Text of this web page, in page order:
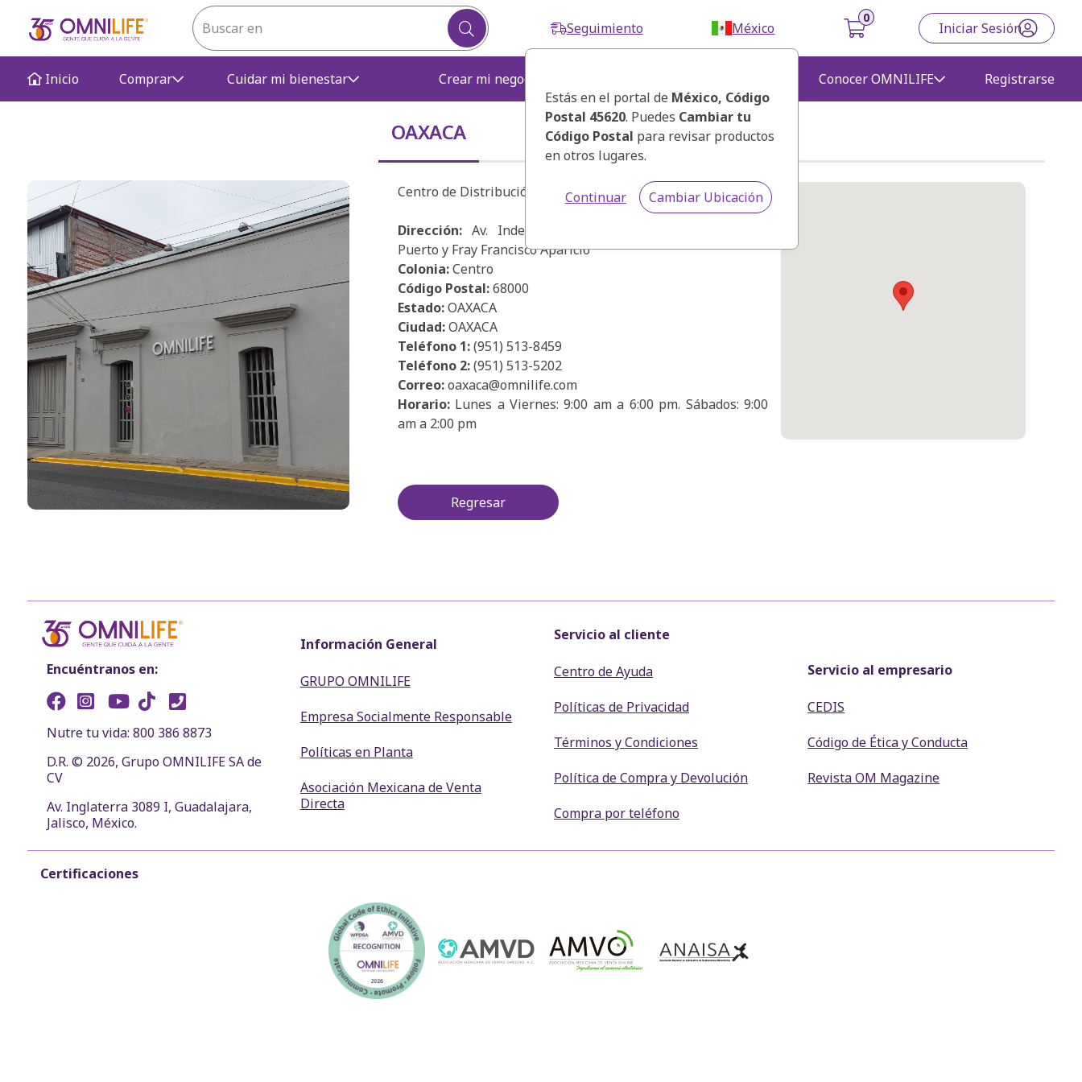
Seguimiento México Iniciar Sesión
Inicio Comprar Cuidar mi bienestar Crear mi negocio Conocer OMNILIFE
Registrarse
Estás en el portal de México, Código
Postal 45620. Puedes Cambiar tu
Código Postal para revisar productos
en otros lugares.
Continuar Cambiar Ubicación
OAXACA
Centro de Distribución Oaxaca
Dirección:Av. Independencia 1501-C. Entre Nicolás del
Puerto y Fray Francisco Aparicio
Colonia:Centro
Código Postal:68000
Estado:OAXACA
Ciudad:OAXACA
Teléfono 1:(951) 513-8459
Teléfono 2:(951) 513-5202
Correo:oaxaca@omnilife.com
Horario:Lunes a Viernes: 9:00 am a 6:00 pm. Sábados: 9:00
am a 2:00 pm
Regresar
Encuéntranos en:
Nutre tu vida: 800 386 8873
D.R. © 2026, Grupo OMNILIFE SA de
CV
Av. Inglaterra 3089 I, Guadalajara,
Jalisco, México.
Información General
GRUPO OMNILIFE
Empresa Socialmente Responsable
Políticas en Planta
Asociación Mexicana de Venta
Directa
Servicio al cliente
Centro de Ayuda
Políticas de Privacidad
Términos y Condiciones
Política de Compra y Devolución
Compra por teléfono
Servicio al empresario
CEDIS
Código de Ética y Conducta
Revista OM Magazine
Certificaciones